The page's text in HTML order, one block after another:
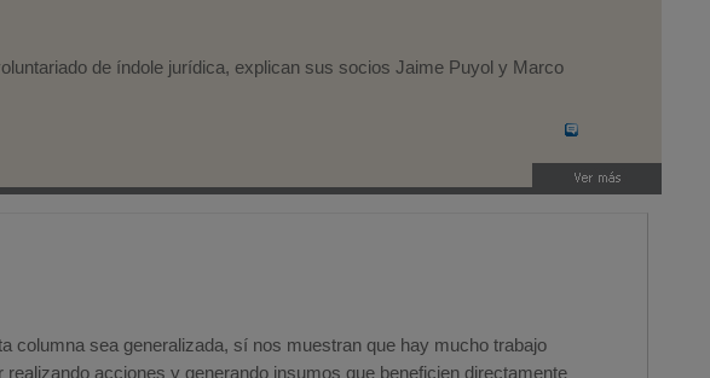
de índole jurídica, explican sus socios Jaime Puyol y Marco
columna sea generalizada, sí nos muestran que hay mucho trabajo
acciones y generando insumos que beneficien directamente